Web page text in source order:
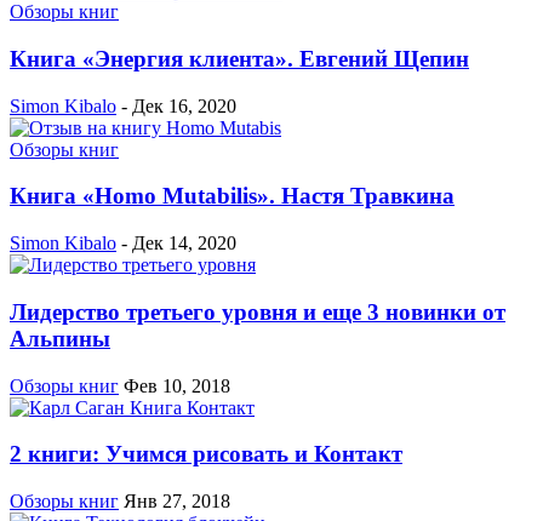
Обзоры книг
Книга «Энергия клиента». Евгений Щепин
Simon Kibalo - Дек 16, 2020
Обзоры книг
Книга «Homo Mutabilis». Настя Травкина
Simon Kibalo - Дек 14, 2020
Лидерство третьего уровня и еще 3 новинки от
Альпины
Обзоры книг Фев 10, 2018
2 книги: Учимся рисовать и Контакт
Обзоры книг Янв 27, 2018